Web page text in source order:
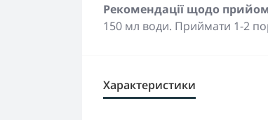
Рекомендації щодо
150 мл води. Приймати 1-2
Характеристики